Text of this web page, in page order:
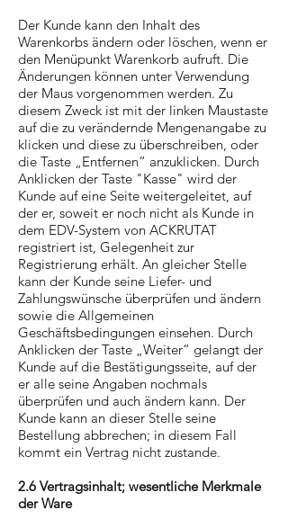
Der Kunde kann den Inhalt des
Warenkorbs ändern oder löschen, wenn er
den Menüpunkt Warenkorb aufruft. Die
Änderungen können unter Verwendung
der Maus vorgenommen werden. Zu
diesem Zweck ist mit der linken Maustaste
auf die zu verändernde Mengenangabe zu
klicken und diese zu überschreiben, oder
die Taste „Entfernen“ anzuklicken. Durch
Anklicken der Taste "Kasse" wird der
Kunde auf eine Seite weitergeleitet, auf
der er, soweit er noch nicht als Kunde in
dem EDV-System von ACKRUTAT
registriert ist, Gelegenheit zur
Registrierung erhält. An gleicher Stelle
kann der Kunde seine Liefer- und
Zahlungswünsche überprüfen und ändern
sowie die Allgemeinen
Geschäftsbedingungen einsehen. Durch
Anklicken der Taste „Weiter“ gelangt der
Kunde auf die Bestätigungsseite, auf der
er alle seine Angaben nochmals
überprüfen und auch ändern kann. Der
Kunde kann an dieser Stelle seine
Bestellung abbrechen; in diesem Fall
kommt ein Vertrag nicht zustande.
2.6 Vertragsinhalt; wesentliche Merkmale
der Ware